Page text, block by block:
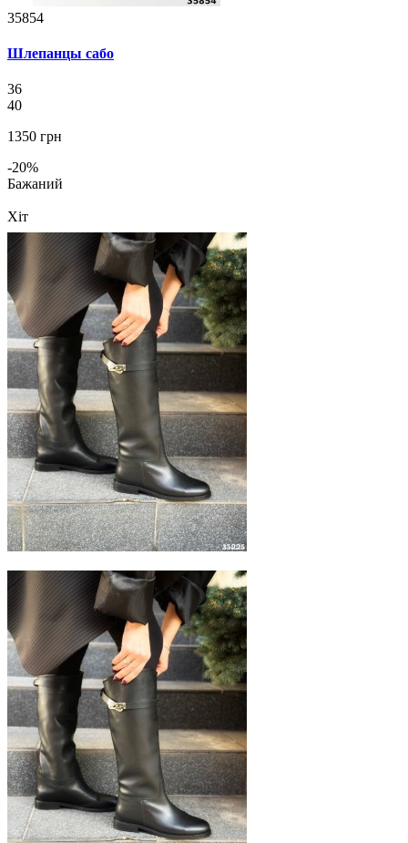
35854
Шлепанцы сабо
36
40
1350 грн
-20%
Бажаний
Хіт